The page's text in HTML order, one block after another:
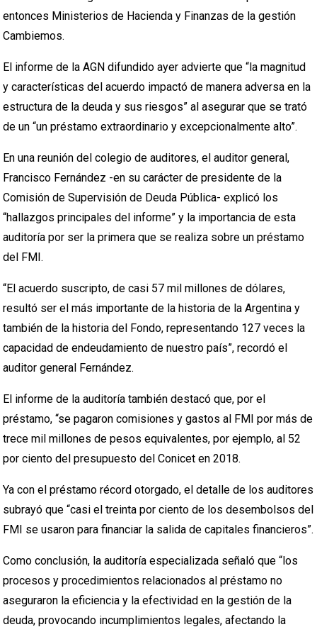
entonces Ministerios de Hacienda y Finanzas de la gestión
Cambiemos.
El informe de la AGN difundido ayer advierte que “la magnitud
y características del acuerdo impactó de manera adversa en la
estructura de la deuda y sus riesgos” al asegurar que se trató
de un “un préstamo extraordinario y excepcionalmente alto”.
En una reunión del colegio de auditores, el auditor general,
Francisco Fernández -en su carácter de presidente de la
Comisión de Supervisión de Deuda Pública- explicó los
“hallazgos principales del informe” y la importancia de esta
auditoría por ser la primera que se realiza sobre un préstamo
del FMI.
“El acuerdo suscripto, de casi 57 mil millones de dólares,
resultó ser el más importante de la historia de la Argentina y
también de la historia del Fondo, representando 127 veces la
capacidad de endeudamiento de nuestro país”, recordó el
auditor general Fernández.
El informe de la auditoría también destacó que, por el
préstamo, “se pagaron comisiones y gastos al FMI por más de
trece mil millones de pesos equivalentes, por ejemplo, al 52
por ciento del presupuesto del Conicet en 2018.
Ya con el préstamo récord otorgado, el detalle de los auditores
subrayó que “casi el treinta por ciento de los desembolsos del
FMI se usaron para financiar la salida de capitales financieros”.
Como conclusión, la auditoría especializada señaló que “los
procesos y procedimientos relacionados al préstamo no
aseguraron la eficiencia y la efectividad en la gestión de la
deuda, provocando incumplimientos legales, afectando la